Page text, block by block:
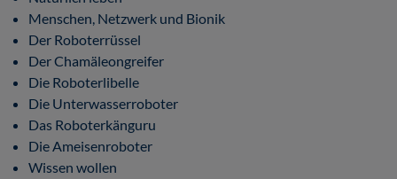
Menschen, Netzwerk und Bionik
Der Roboterrüssel
Der Chamäleongreifer
Die Roboterlibelle
Die Unterwasserroboter
Das Roboterkänguru
Die Ameisenroboter
Wissen wollen